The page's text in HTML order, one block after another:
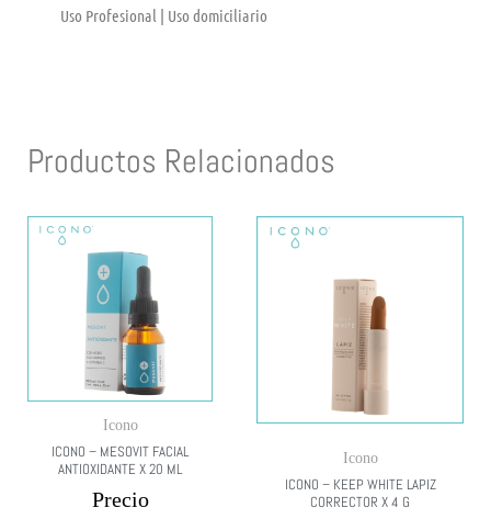
Uso Profesional | Uso domiciliario
Productos Relacionados
Icono
ICONO – MESOVIT FACIAL
ANTIOXIDANTE X 20 ML
Precio
Icono
ICONO – KEEP WHITE LAPIZ
CORRECTOR X 4 G